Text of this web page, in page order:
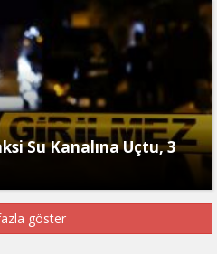
Su Kanalına Uçtu, 3
göster